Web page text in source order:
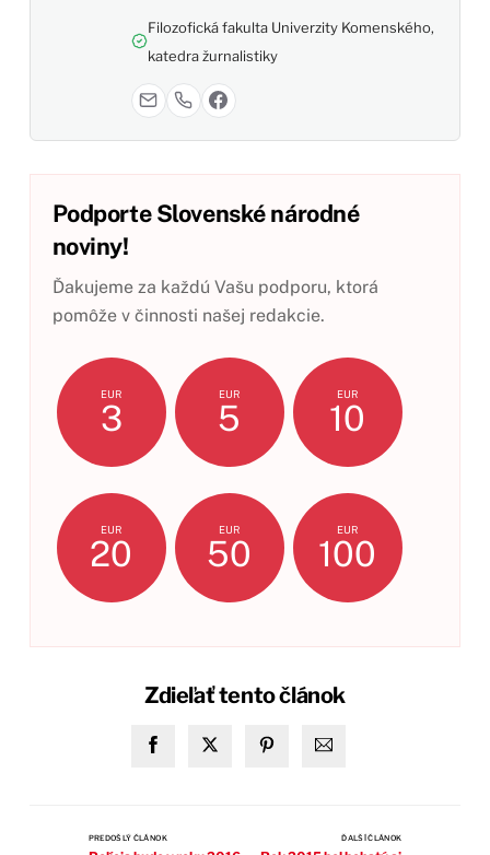
Filozofická fakulta Univerzity Komenského,
katedra žurnalistiky
Podporte Slovenské národné
noviny!
Ďakujeme za každú Vašu podporu, ktorá
pomôže v činnosti našej redakcie.
EUR
3
EUR
5
EUR
10
EUR
20
EUR
50
EUR
100
Zdieľať tento článok
PREDOŠLÝ ČLÁNOK ĎALŠÍ ČLÁNOK